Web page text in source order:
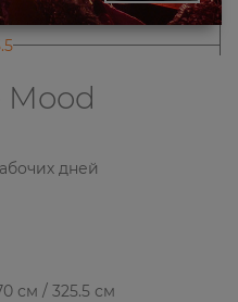
Mood
дней
см / 325.5 см